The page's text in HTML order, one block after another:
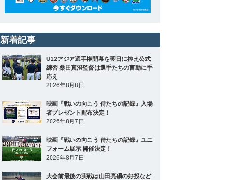
新着記事
U12アジア選手権開幕を翌日に控え公式
練習 桑田真澄監督は選手たちの言動に手
応え
2026年8月8日
映画『戦いの向こう 侍たちの記録』入場
者プレゼント配布決定！
2026年8月7日
映画『戦いの向こう 侍たちの記録』ユニ
フォーム展示 開催決定！
2026年8月7日
大会前最後の実戦は山田亮碩の好投など